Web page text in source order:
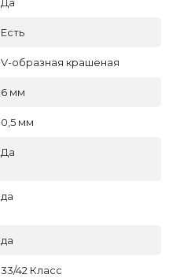
Есть
V-образная крашеная
6 мм
0,5 мм
Да
да
да
33/42 Класс